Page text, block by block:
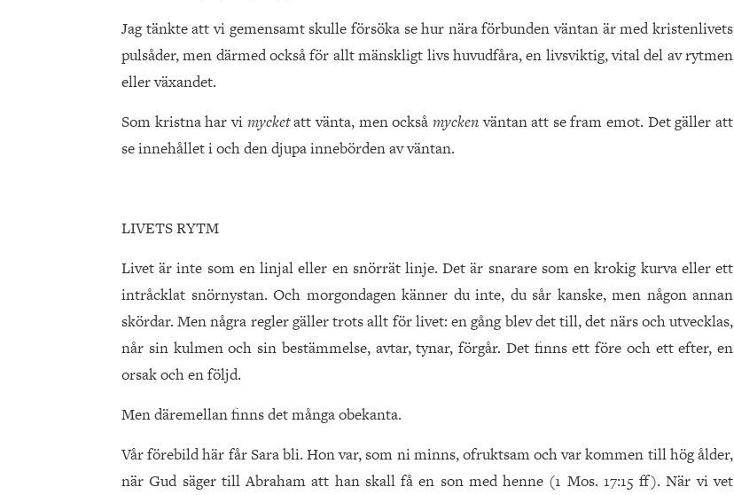
Jag tänkte att vi gemensamt skulle försöka se hur nära förbunden väntan är med kristenlivets
pulsåder, men därmed också för allt mänskligt livs huvudfåra, en livsviktig, vital del av rytmen
eller växandet.
Som kristna har vi mycketatt vänta, men också myckenväntan att se fram emot. Det gäller att
se innehållet i och den djupa innebörden av väntan.
LIVETS RYTM
Livet är inte som en linjal eller en snörrät linje. Det är snarare som en krokig kurva eller ett
intråcklat snörnystan. Och morgondagen känner du inte, du sår kanske, men någon annan
skördar. Men några regler gäller trots allt för livet: en gång blev det till, det närs och utvecklas,
når sin kulmen och sin bestämmelse, avtar, tynar, förgår. Det finns ett före och ett efter, en
orsak och en följd.
Men däremellan finns det många obekanta.
Vår förebild här får Sara bli. Hon var, som ni minns, ofruktsam och var kommen till hög ålder,
när Gud säger till Abraham att han skall få en son med henne (1 Mos. 17:15 ff). När vi vet